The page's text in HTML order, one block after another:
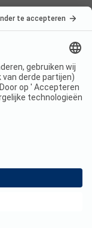
7.6